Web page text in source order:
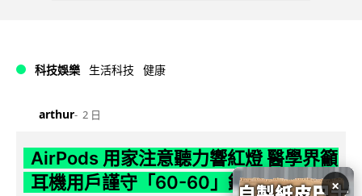
科技娛樂 生活科技 健康
arthur 2 日
AirPods 用家注意聽力響紅燈 醫學界籲
耳機用戶謹守「60-60」鐵律
×